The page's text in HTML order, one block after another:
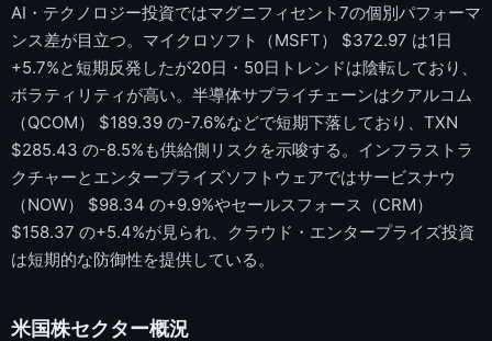
AI・テクノロジー投資ではマグニフィセント7の個別パフォーマ
ンス差が目立つ。マイクロソフト（MSFT） $372.97 は1日
+5.7%と短期反発したが20日・50日トレンドは陰転しており、
ボラティリティが高い。半導体サプライチェーンはクアルコム
（QCOM） $189.39 の-7.6%などで短期下落しており、TXN
$285.43 の-8.5%も供給側リスクを示唆する。インフラストラ
クチャーとエンタープライズソフトウェアではサービスナウ
（NOW） $98.34 の+9.9%やセールスフォース（CRM）
$158.37 の+5.4%が見られ、クラウド・エンタープライズ投資
は短期的な防御性を提供している。
米国株セクター概況